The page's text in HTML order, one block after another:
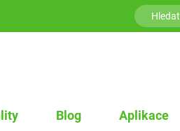
Blog Aplikace
Obsah
dopad